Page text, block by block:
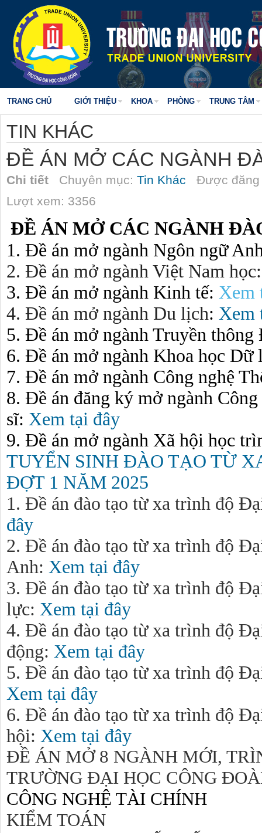
TRANG CHỦ GIỚI THIỆU KHOA PHÒNG TRUNG TÂM
TIN KHÁC
ĐỀ ÁN MỞ CÁC NGÀNH
Chi tiết Chuyên mục: Tin Khác Được
Lượt xem: 3356
ĐỀ ÁN MỞ CÁC NGÀNH
1. Đề án mở ngành Ngôn ngữ
2. Đề án mở ngành Việt Nam học:
3. Đề án mở ngành Kinh tế: Xem
4. Đề án mở ngành Du lịch: Xem
5. Đề án mở ngành Truyền
6. Đề án mở ngành Khoa học
7. Đề án mở ngành Công nghệ
8. Đề án đăng ký mở ngành
sĩ: Xem tại đây
9. Đề án mở ngành Xã hội học
TUYỂN SINH ĐÀO TẠO TỪ
ĐỢT 1 NĂM 2025
1. Đề án đào tạo từ xa trình độ
đây
2. Đề án đào tạo từ xa trình độ
Anh: Xem tại đây
3. Đề án đào tạo từ xa trình độ
lực: Xem tại đây
4. Đề án đào tạo từ xa trình độ
động: Xem tại đây
5. Đề án đào tạo từ xa trình độ
Xem tại đây
6. Đề án đào tạo từ xa trình độ
hội: Xem tại đây
ĐỀ ÁN MỞ 8 NGÀNH MỚI,
TRƯỜNG ĐẠI HỌC CÔNG
CÔNG NGHỆ TÀI CHÍNH
KIỂM TOÁN